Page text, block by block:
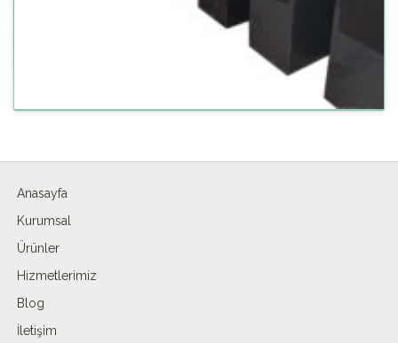
Anasayfa
Kurumsal
Ürünler
Hizmetlerimiz
Blog
İletişim